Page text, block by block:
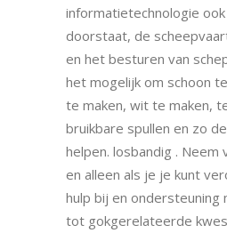
informatietechnologie
doorstaat, de
en het besturen van
het mogelijk om schoon
te maken, wit te maken,
bruikbare spullen en zo
helpen. losbandig .
en alleen als je je kunt
hulp bij en ondersteuning
tot gokgerelateerde